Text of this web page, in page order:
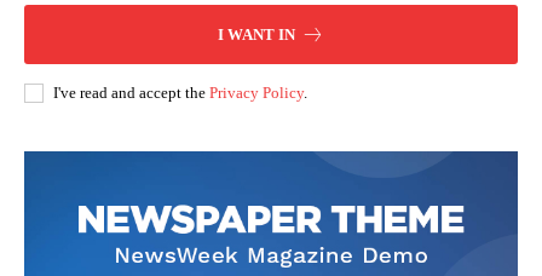
I WANT IN
I've read and accept the Privacy Policy.